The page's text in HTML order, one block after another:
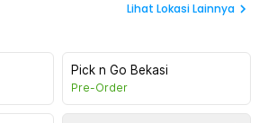
Lihat Lokasi Lainnya
Pick n Go Bekasi
Pre-Order